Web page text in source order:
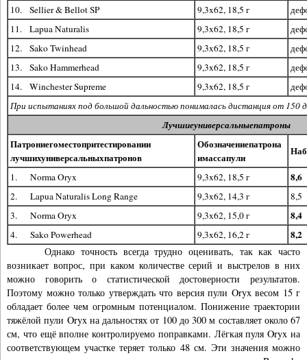
10. Sellier & Bellot SP
9,3x62, 18,5 г
11. Lapua Naturalis
9,3x62, 18,5 г
12. Sako Twinhead
9,3x62, 18,5 г
13. Sako Hammerhead
9,3x62, 18,5 г
14. Winchester Supreme
9,3x62, 18,5 г
При испытаниях под большой дальностью понималась дистанция от 150
Лучшиеуниверсальныепатроны
Патрониегоместопритестировании
лучшихуниверсальныхпатронов
Обозначениепатрона
имассапули
1. Norma Oryx 9,3x62, 18,5 г 8,6
2. Lapua Naturalis Long Range 9,3x62, 14,3 г
8,5
3. Norma Oryx
9,3x62, 15,0 г 8,4
4. Sako Powerhead 9,3x62, 16,2 г 8,2
Однако точность всегда трудно оценивать, так как часто
возникает вопрос, при ка­ком количестве серий и выстрелов в них
можно говорить о статистической достоверности результатов.
Поэтому можно только утверждать что версия пули Oryx весом 15 г
обладает более чем огромным потенциалом. Понижение траектории
тяжёлой пули Oryx на дальностях от 100 до 300 м составляет около 67
см, что ещё вполне контролируемо поправками. Лёгкая пуля Oryx на
соответствующем участке теряет только 48 см. Эти значения можно